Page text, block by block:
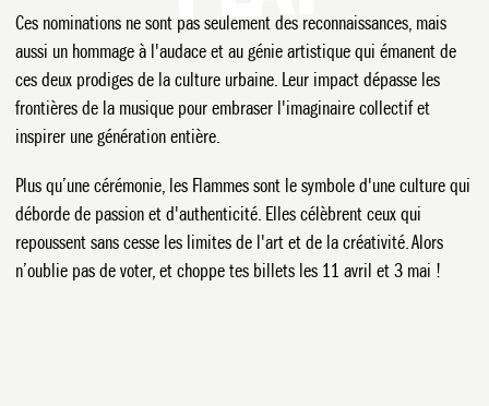
PROGRAMMATION
Ces nominations ne sont pas seulement des reconnaissances, mais
aussi un hommage à l'audace et au génie artistique qui émanent de
ces deux prodiges de la culture urbaine. Leur impact dépasse les
frontières de la musique pour embraser l'imaginaire collectif et
inspirer une génération entière.
Plus qu’une cérémonie, les Flammes sont le symbole d'une culture qui
déborde de passion et d'authenticité. Elles célèbrent ceux qui
repoussent sans cesse les limites de l'art et de la créativité. Alors
n’oublie pas de voter, et choppe tes billets les 11 avril et 3 mai !